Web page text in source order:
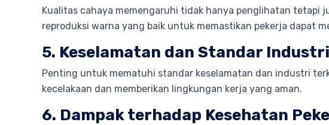
Kualitas cahaya memengaruhi tidak hanya penglihatan tetapi
reproduksi warna yang baik untuk memastikan pekerja dapat
5. Keselamatan dan Standar Industri
Penting untuk mematuhi standar keselamatan dan industri
kecelakaan dan memberikan lingkungan kerja yang aman.
6. Dampak terhadap Kesehatan